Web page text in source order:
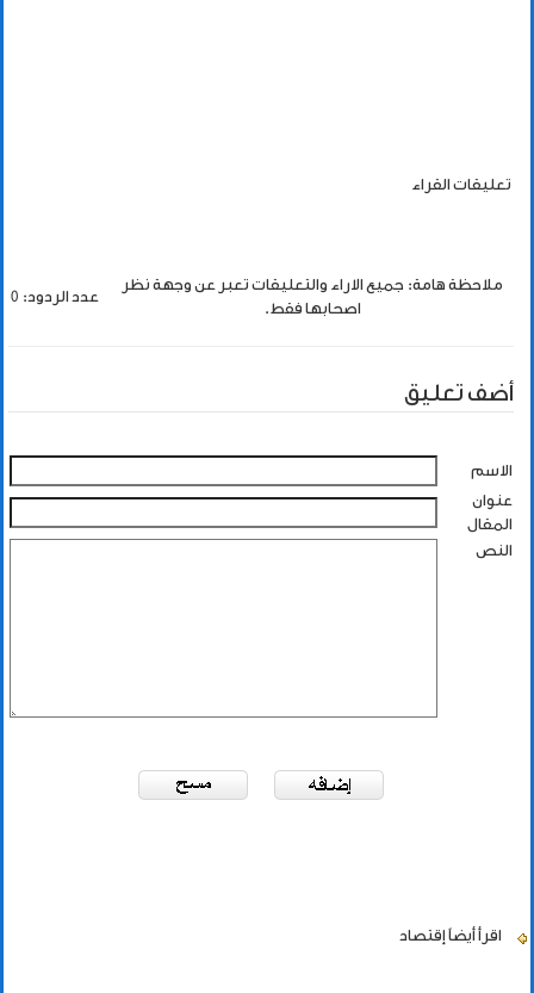
تعليقات القراء
ملاحظة هامة: جميع الاراء والتعليقات تعبر عن وجهة نظر
اصحابها فقط.
عدد الردود: 0
أضف تعليق
الاسم
عنوان
المقال
النص
اقرأ أيضاً إقتصاد